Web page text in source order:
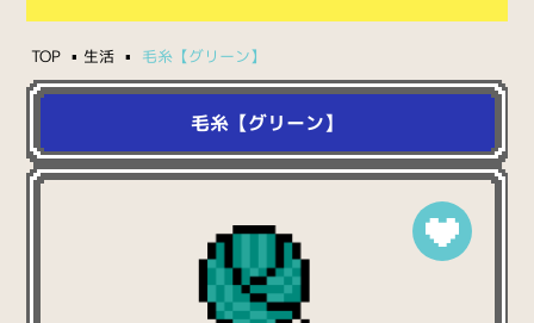
TOP 生活 毛糸【グリーン】
毛糸【グリーン】